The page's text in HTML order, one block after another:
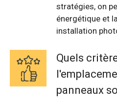
stratégies, on
énergétique et
installation
Quels
panneaux